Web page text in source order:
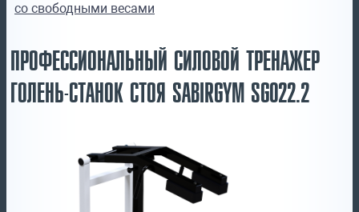
со свободными весами
ПРОФЕССИОНАЛЬНЫЙ СИЛОВОЙ ТРЕНАЖЕР
ГОЛЕНЬ-СТАНОК СТОЯ SABIRGYM SG022.2